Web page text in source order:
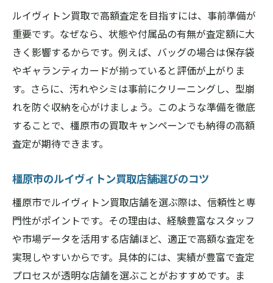
ルイヴィトン買取キャンペーン活用術を公開
ルイヴィトン買取キャンペーン情報の見極
め方
キャンペーン期間中のルイヴィトン買取メ
リット
ルイヴィトン買取査定額アップを狙うコツ
橿原市の店舗で活用できるキャンペーン探
し
賢く利用したいルイヴィトン買取特典情報
高額査定を目指すなら押さえたいポイント
ルイヴィトン買取で重視される査定基準
高額査定につながるルイヴィトンの特徴
橿原市で評価されやすいポイントを解説
ルイヴィトン買取で高額査定を目指すには、事前準備が
重要です。なぜなら、状態や付属品の有無が査定額に大
きく影響するからです。例えば、バッグの場合は保存袋
やギャランティカードが揃っていると評価が上がりま
す。さらに、汚れやシミは事前にクリーニングし、型崩
れを防ぐ収納を心がけましょう。このような準備を徹底
することで、橿原市の買取キャンペーンでも納得の高額
査定が期待できます。
橿原市のルイヴィトン買取店舗選びのコツ
橿原市でルイヴィトン買取店舗を選ぶ際は、信頼性と専
門性がポイントです。その理由は、経験豊富なスタッフ
や市場データを活用する店舗ほど、適正で高額な査定を
実現しやすいからです。具体的には、実績が豊富で査定
プロセスが透明な店舗を選ぶことがおすすめです。ま